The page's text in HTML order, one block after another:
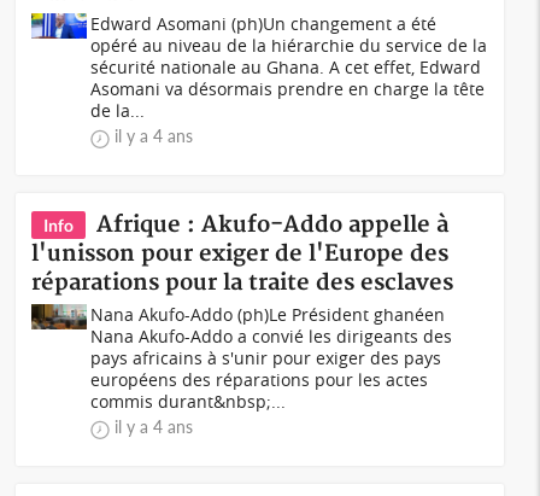
Edward Asomani (ph)Un changement a été
opéré au niveau de la hiérarchie du service de la
sécurité nationale au Ghana. A cet effet, Edward
Asomani va désormais prendre en charge la tête
de la...
il y a 4 ans
Info
Afrique : Akufo-Addo appelle à
l'unisson pour exiger de l'Europe des
réparations pour la traite des esclaves
Nana Akufo-Addo (ph)Le Président ghanéen
Nana Akufo-Addo a convié les dirigeants des
pays africains à s'unir pour exiger des pays
européens des réparations pour les actes
commis durant&nbsp;...
il y a 4 ans